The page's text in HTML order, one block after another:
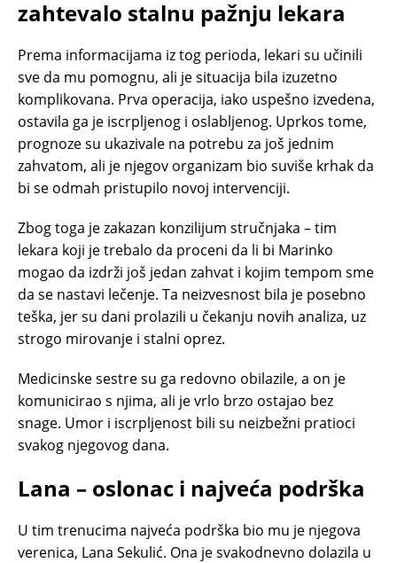
zahtevalo stalnu pažnju lekara
Prema informacijama iz tog perioda, lekari su učinili
sve da mu pomognu, ali je situacija bila izuzetno
komplikovana. Prva operacija, iako uspešno izvedena,
ostavila ga je iscrpljenog i oslabljenog. Uprkos tome,
prognoze su ukazivale na potrebu za još jednim
zahvatom, ali je njegov organizam bio suviše krhak da
bi se odmah pristupilo novoj intervenciji.
Zbog toga je zakazan konzilijum stručnjaka – tim
lekara koji je trebalo da proceni da li bi Marinko
mogao da izdrži još jedan zahvat i kojim tempom sme
da se nastavi lečenje. Ta neizvesnost bila je posebno
teška, jer su dani prolazili u čekanju novih analiza, uz
strogo mirovanje i stalni oprez.
Medicinske sestre su ga redovno obilazile, a on je
komunicirao s njima, ali je vrlo brzo ostajao bez
snage. Umor i iscrpljenost bili su neizbežni pratioci
svakog njegovog dana.
Lana – oslonac i najveća podrška
U tim trenucima najveća podrška bio mu je njegova
verenica, Lana Sekulić. Ona je svakodnevno dolazila u